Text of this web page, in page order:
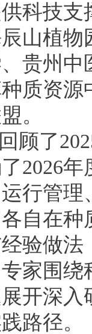
科技
山植
贵州
质资
。
顾了
2026
行管
自在
验做
家围
开深
路径。